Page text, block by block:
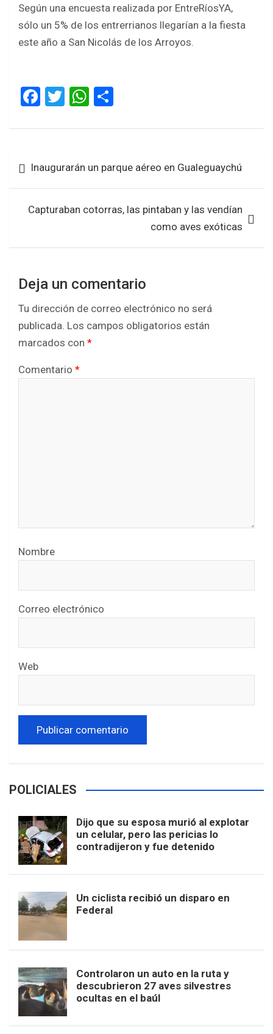
Según una encuesta realizada por EntreRíosYA,
sólo un 5% de los entrerrianos llegarían a la fiesta
este año a San Nicolás de los Arroyos.
F
ce
o
o
k
T
tt
W
at
A
p
p
ar
de
entradas
Inaugurarán un parque aéreo en Gualeguaychú
Capturaban cotorras, las pintaban y las vendían
como aves exóticas
Deja un comentario
Tu dirección de correo electrónico no será
publicada. Los campos obligatorios están
marcados con *
Comentario *
Nombre
Correo electrónico
Web
POLICIALES
Dijo que su esposa murió al explotar
un celular, pero las pericias lo
contradijeron y fue detenido
Un ciclista recibió un disparo en
Federal
Controlaron un auto en la ruta y
descubrieron 27 aves silvestres
ocultas en el baúl